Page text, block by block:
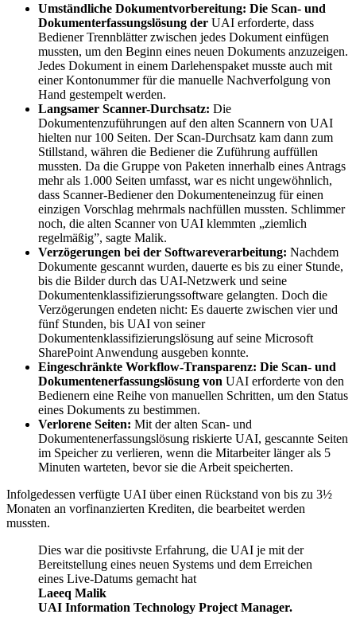
Umständliche Dokumentvorbereitung: Die Scan- und
Dokumenterfassungslösung der UAI erforderte, dass
Bediener Trennblätter zwischen jedes Dokument einfügen
mussten, um den Beginn eines neuen Dokuments anzuzeigen.
Jedes Dokument in einem Darlehenspaket musste auch mit
einer Kontonummer für die manuelle Nachverfolgung von
Hand gestempelt werden.
Langsamer Scanner-Durchsatz: Die
Dokumentenzuführungen auf den alten Scannern von UAI
hielten nur 100 Seiten. Der Scan-Durchsatz kam dann zum
Stillstand, währen die Bediener die Zuführung auffüllen
mussten. Da die Gruppe von Paketen innerhalb eines Antrags
mehr als 1.000 Seiten umfasst, war es nicht ungewöhnlich,
dass Scanner-Bediener den Dokumenteneinzug für einen
einzigen Vorschlag mehrmals nachfüllen mussten. Schlimmer
noch, die alten Scanner von UAI klemmten „ziemlich
regelmäßig”, sagte Malik.
Verzögerungen bei der Softwareverarbeitung: Nachdem
Dokumente gescannt wurden, dauerte es bis zu einer Stunde,
bis die Bilder durch das UAI-Netzwerk und seine
Dokumentenklassifizierungssoftware gelangten. Doch die
Verzögerungen endeten nicht: Es dauerte zwischen vier und
fünf Stunden, bis UAI von seiner
Dokumentenklassifizierungslösung auf seine Microsoft
SharePoint Anwendung ausgeben konnte.
Eingeschränkte Workflow-Transparenz: Die Scan- und
Dokumentenerfassungslösung von UAI erforderte von den
Bedienern eine Reihe von manuellen Schritten, um den Status
eines Dokuments zu bestimmen.
Verlorene Seiten: Mit der alten Scan- und
Dokumentenerfassungslösung riskierte UAI, gescannte Seiten
im Speicher zu verlieren, wenn die Mitarbeiter länger als 5
Minuten warteten, bevor sie die Arbeit speicherten.
Infolgedessen verfügte UAI über einen Rückstand von bis zu 3½
Monaten an vorfinanzierten Krediten, die bearbeitet werden
mussten.
Dies war die positivste Erfahrung, die UAI je mit der
Bereitstellung eines neuen Systems und dem Erreichen
eines Live-Datums gemacht hat
Laeeq Malik
UAI Information Technology Project Manager.